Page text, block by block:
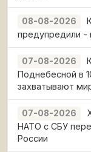
08-08-2026
предупредили -
07-08-2026
Поднебесной в
захватывают
07-08-2026
НАТО с СБУ
России